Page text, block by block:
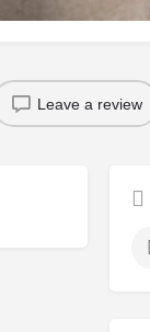
Leave a review